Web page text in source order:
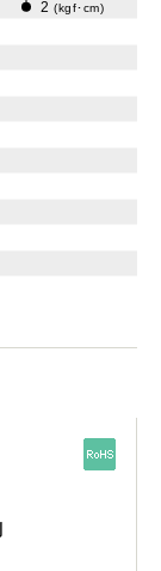
2 (kgf･cm)